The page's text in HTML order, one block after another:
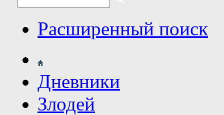
Расширенный поиск
Дневники
Злодей